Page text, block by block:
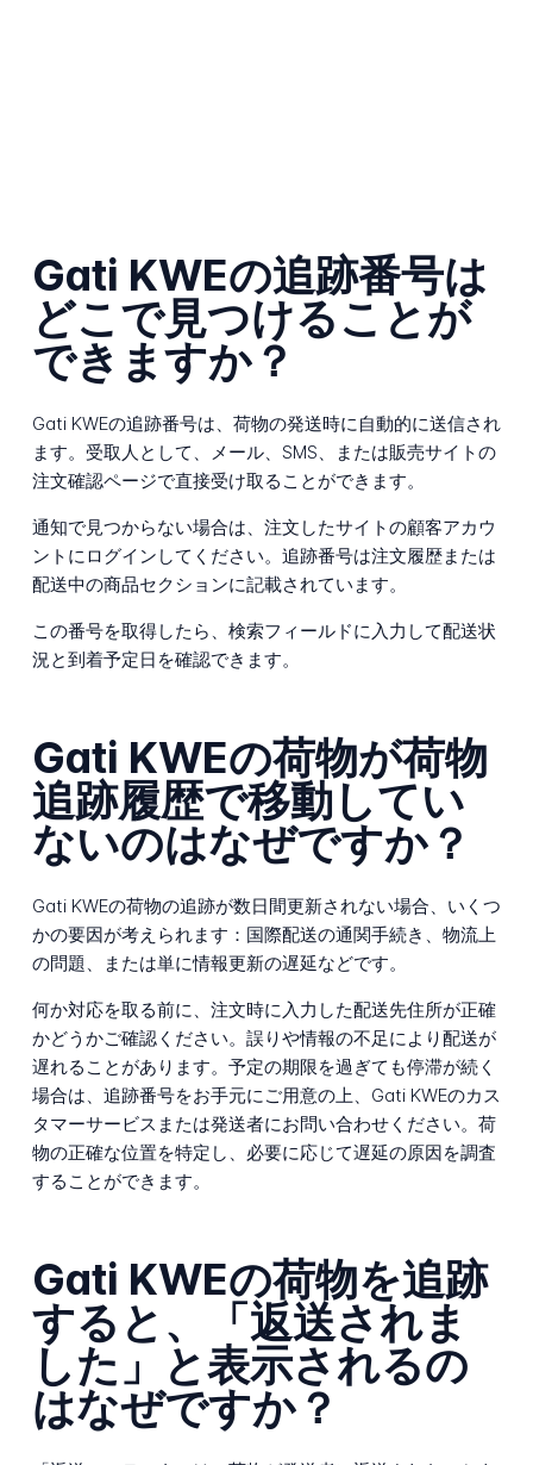
Gati KWEの追跡番号は
どこで見つけることが
できますか？
Gati KWEの追跡番号は、荷物の発送時に自動的に送信され
ます。受取人として、メール、SMS、または販売サイトの
注文確認ページで直接受け取ることができます。
通知で見つからない場合は、注文したサイトの顧客アカウ
ントにログインしてください。追跡番号は注文履歴または
配送中の商品セクションに記載されています。
この番号を取得したら、検索フィールドに入力して配送状
況と到着予定日を確認できます。
Gati KWEの荷物が荷物
追跡履歴で移動してい
ないのはなぜですか？
Gati KWEの荷物の追跡が数日間更新されない場合、いくつ
かの要因が考えられます：国際配送の通関手続き、物流上
の問題、または単に情報更新の遅延などです。
何か対応を取る前に、注文時に入力した配送先住所が正確
かどうかご確認ください。誤りや情報の不足により配送が
遅れることがあります。予定の期限を過ぎても停滞が続く
場合は、追跡番号をお手元にご用意の上、Gati KWEのカス
タマーサービスまたは発送者にお問い合わせください。荷
物の正確な位置を特定し、必要に応じて遅延の原因を調査
することができます。
Gati KWEの荷物を追跡
すると、「返送されま
した」と表示されるの
はなぜですか？